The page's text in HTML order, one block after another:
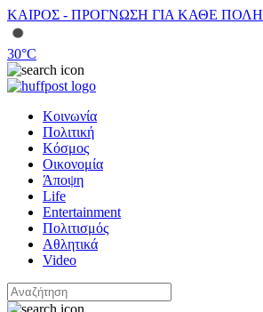
ΚΑΙΡΟΣ - ΠΡΟΓΝΩΣΗ ΓΙΑ ΚΑΘΕ ΠΟΛΗ
30°C
Κοινωνία
Πολιτική
Κόσμος
Οικονομία
Άποψη
Life
Entertainment
Πολιτισμός
Αθλητικά
Video